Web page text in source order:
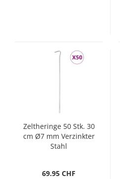
Zeltheringe 50 Stk. 30
cm Ø7 mm Verzinkter
Stahl
69.95 CHF